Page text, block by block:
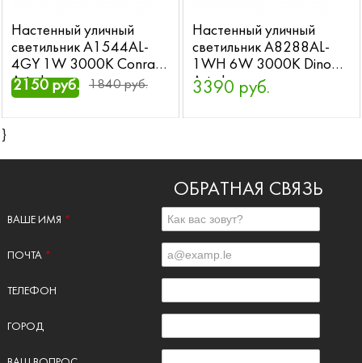
Настенный уличный
светильник A1544AL-
4GY 1W 3000K Conrad
Arte Lamp
2150 руб. 1840 руб.
Настенный уличный
светильник A8288AL-
1WH 6W 3000K Dino
Arte Lamp
3390 руб.
}
ОБРАТНАЯ СВЯЗЬ
ВАШЕ ИМЯ *
ПОЧТА *
ТЕЛЕФОН
ГОРОД